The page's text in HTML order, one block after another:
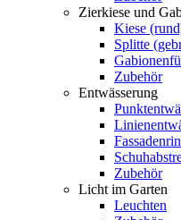
Zierkiese und
Kiese
Splitte
Zubehör
Entwässerung
Zubehör
Licht im Garten
Leuchten